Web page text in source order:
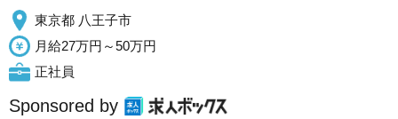
東京都 八王子市
月給27万円～50万円
正社員
Sponsored by